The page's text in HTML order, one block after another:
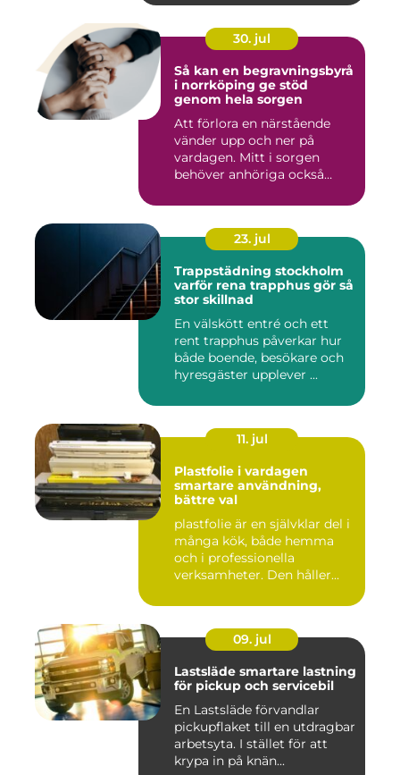
30. jul
Så kan en begravningsbyrå
i norrköping ge stöd
genom hela sorgen
Att förlora en närstående
vänder upp och ner på
vardagen. Mitt i sorgen
behöver anhöriga också
23. jul
Trappstädning stockholm
varför rena trapphus gör så
stor skillnad
En välskött entré och ett
rent trapphus påverkar hur
både boende, besökare och
hyresgäster upplever ...
11. jul
Plastfolie i vardagen
smartare användning,
bättre val
plastfolie är en självklar del i
många kök, både hemma
och i professionella
verksamheter. Den håller...
09. jul
Lastsläde smartare lastning
för pickup och servicebil
En Lastsläde förvandlar
pickupflaket till en utdragbar
arbetsyta. I stället för att
krypa in på knän...